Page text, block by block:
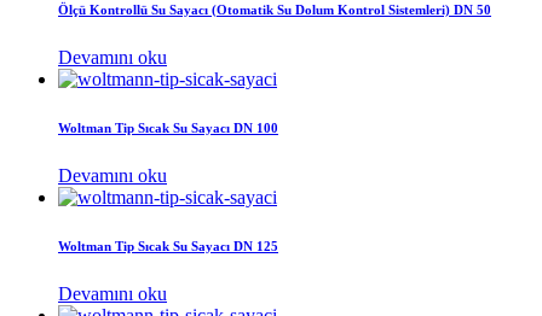
Ölçü Kontrollü Su Sayacı (Otomatik Su Dolum Kontrol Sistemleri) DN 50
Devamını oku
Woltman Tip Sıcak Su Sayacı DN 100
Devamını oku
Woltman Tip Sıcak Su Sayacı DN 125
Devamını oku